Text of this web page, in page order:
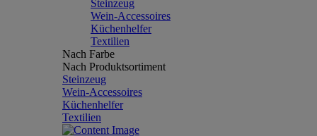
Steinzeug
Wein-Accessoires
Küchenhelfer
Textilien
Nach Farbe
Nach Produktsortiment
Steinzeug
Wein-Accessoires
Küchenhelfer
Textilien